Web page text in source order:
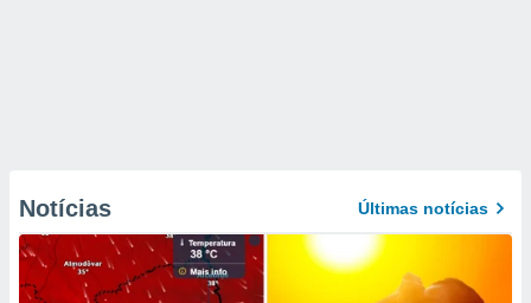
Notícias Últimas notícias